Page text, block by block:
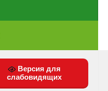
Версия для
слабовидящих